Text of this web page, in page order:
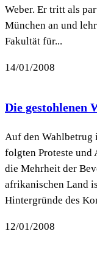
Weber. Er tritt als
München an und
Fakultät für...
14/01/2008
Die gestohlenen
Auf den Wahlbetrug
folgten Proteste und
die Mehrheit der
afrikanischen Land
Hintergründe des
12/01/2008